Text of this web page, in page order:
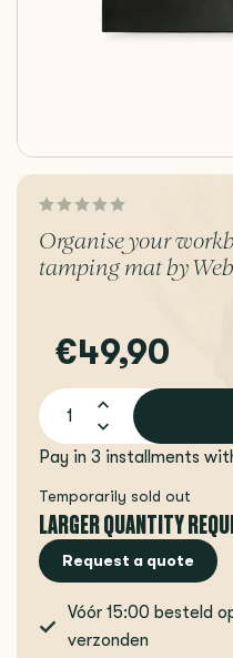
Organise your
tamping mat by
€49,90
Pay in 3 installments
Temporarily sold out
LARGER QUANTITY
Request a quote
Vóór 15:00 besteld
verzonden